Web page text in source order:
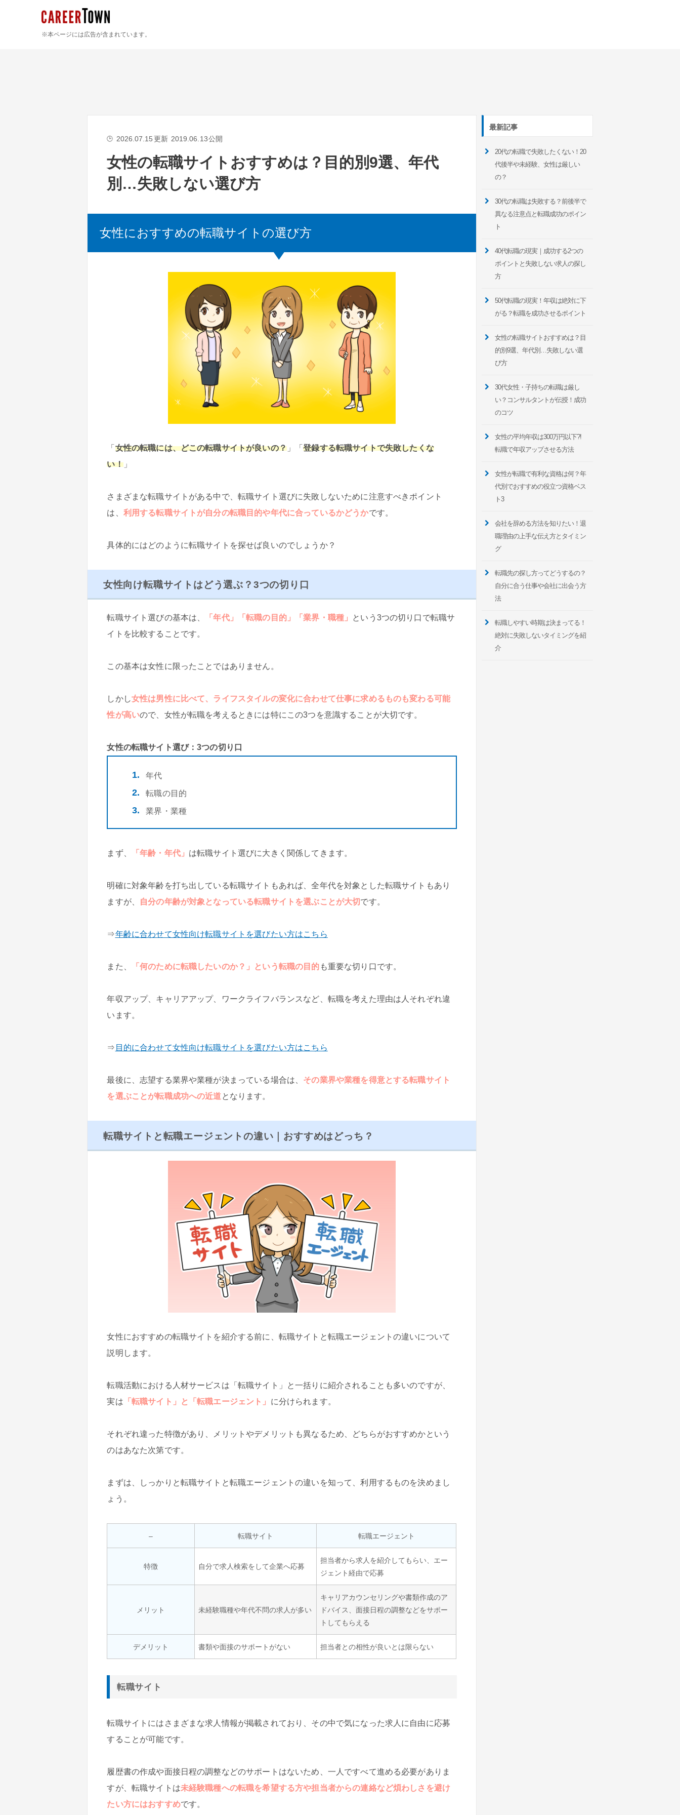
※本ページには広告が含まれています。
🕒 2026.07.15更新 2019.06.13公開
女性の転職サイトおすすめは？目的別9選、年代
別…失敗しない選び方
女性におすすめの転職サイトの選び方
「 女性の転職には、どこの転職サイトが良いの？」「登録する転職サイトで失敗したくな
い！」
さまざまな転職サイトがある中で、転職サイト選びに失敗しないために注意すべきポイント
は、 利用する転職サイトが自分の転職目的や年代に合っているかどうかです。
具体的にはどのように転職サイトを探せば良いのでしょうか？
女性向け転職サイトはどう選ぶ？3つの切り口
転職サイト選びの基本は、 「年代」「転職の目的」「業界・職種」
という3つの切り口で転職サ
イトを比較することです。
この基本は女性に限ったことではありません。
しかし女性は男性に比べて、ライフスタイルの変化に合わせて仕事に求めるものも変わる可能
性が高いので、女性が転職を考えるときには特にこの3つを意識することが大切です。
女性の転職サイト選び：3つの切り口
年代
転職の目的
業界・業種
まず、 「年齢・年代」 は転職サイト選びに大きく関係してきます。
明確に対象年齢を打ち出している転職サイトもあれば、全年代を対象とした転職サイトもあり
ますが、
自分の年齢が対象となっている転職サイトを選ぶことが大切 です。
⇒年齢に合わせて女性向け転職サイトを選びたい方はこちら
また、 「何のために転職したいのか？」という転職の目的 も重要な切り口です。
年収アップ、キャリアアップ、ワークライフバランスなど、転職を考えた理由は人それぞれ違
います。
⇒ 目的に合わせて女性向け転職サイトを選びたい方はこちら
最後に、志望する業界や業種が決まっている場合は、 その業界や業種を得意とする転職サイト
を選ぶことが転職成功への近道となります。
転職サイトと転職エージェントの違い｜おすすめはどっち？
女性におすすめの転職サイトを紹介する前に、転職サイトと転職エージェントの違いについて
説明します。
転職活動における人材サービスは「転職サイト」と一括りに紹介されることも多いのですが、
実は 「転職サイト」と「転職エージェント」 に分けられます。
それぞれ違った特徴があり、メリットやデメリットも異なるため、どちらがおすすめかという
のはあなた次第です。
まずは、しっかりと転職サイトと転職エージェントの違いを知って、利用するものを決めまし
ょう。
– 転職サイト 転職エージェント
特徴 自分で求人検索をして企業へ応募
担当者から求人を紹介してもらい、エー
ジェント経由で応募
メリット 未経験職種や年代不問の求人が多い
キャリアカウンセリングや書類作成のア
ドバイス、面接日程の調整などをサポー
トしてもらえる
デメリット 書類や面接のサポートがない 担当者との相性が良いとは限らない
転職サイト
転職サイトにはさまざまな求人情報が掲載されており、その中で気になった求人に自由に応募
することが可能です。
履歴書の作成や面接日程の調整などのサポートはないため、一人ですべて進める必要がありま
すが、転職サイトは未経験職種への転職を希望する方や担当者からの連絡など煩わしさを避け
たい方にはおすすめです。
最新記事
20代の転職で失敗したくない！20
代後半や未経験、女性は厳しい
の？
30代の転職は失敗する？前後半で
異なる注意点と転職成功のポイン
ト
40代転職の現実｜成功する2つの
ポイントと失敗しない求人の探し
方
50代転職の現実！年収は絶対に下
がる？転職を成功させるポイント
女性の転職サイトおすすめは？目
的別9選、年代別…失敗しない選
び方
30代女性・子持ちの転職は厳し
い？コンサルタントが伝授！成功
のコツ
女性の平均年収は300万円以下?!
転職で年収アップさせる方法
女性が転職で有利な資格は何？年
代別でおすすめの役立つ資格ベス
ト3
会社を辞める方法を知りたい！退
職理由の上手な伝え方とタイミン
グ
転職先の探し方ってどうするの？
自分に合う仕事や会社に出会う方
法
転職しやすい時期は決まってる！
絶対に失敗しないタイミングを紹
介